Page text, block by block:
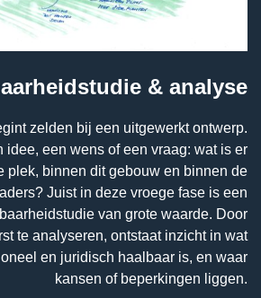
& analyse
zelden bij een uitgewerkt ontwerp.
idee, een wens of een vraag: wat is er
plek, binnen dit gebouw en binnen de
Juist in deze vroege fase is een
van grote waarde. Door
te analyseren, ontstaat inzicht in wat
en juridisch haalbaar is, en waar
kansen of beperkingen liggen.